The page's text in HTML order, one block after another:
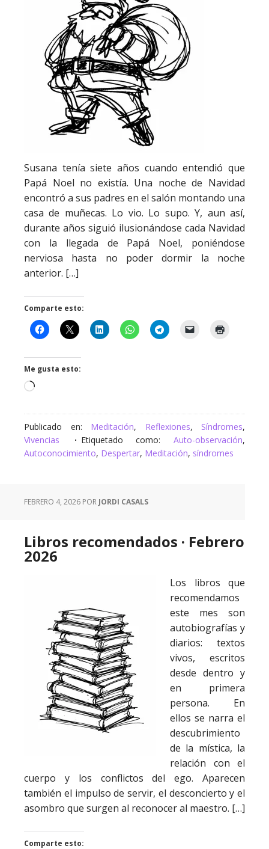
Susana tenía siete años cuando entendió que
Papá Noel no existía. Una noche de Navidad
encontró a sus padres en el salón montando una
casa de muñecas. Lo vio. Lo supo. Y, aun así,
durante años siguió ilusionándose cada Navidad
con la llegada de Papá Noel, poniéndose
nerviosa hasta no poder dormir la noche
anterior. […]
Comparte esto:
Me gusta esto:
Cargando...
Publicado en: Meditación, Reflexiones, Síndromes,
Vivencias
Etiquetado como:Auto-observación,
Autoconocimiento, Despertar, Meditación, síndromes
FEBRERO 4, 2026 POR JORDI CASALS
Libros recomendados · Febrero
2026
Los libros que
recomendamos
este mes son
autobiografías y
diarios: textos
vivos, escritos
desde dentro y
en primera
persona. En
ellos se narra el
descubrimiento
de la mística, la
relación con el
cuerpo y los conflictos del ego. Aparecen
también el impulso de servir, el desconcierto y el
asombro que surgen al reconocer al maestro. […]
Comparte esto: